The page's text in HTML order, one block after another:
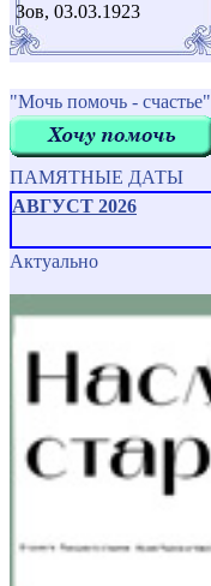
Зов, 03.03.1923
"Мочь помочь - счастье"
ПАМЯТНЫЕ ДАТЫ
АВГУСТ 2026
Актуально